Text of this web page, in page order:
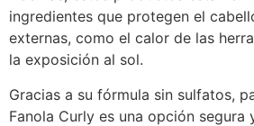
ingredientes que protegen el
externas, como el calor de las
la exposición al sol.
Gracias a su fórmula sin sulfatos,
Fanola Curly es una opción segura